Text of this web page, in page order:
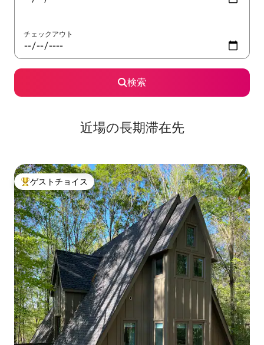
チェックアウト
検索
近場の長期滞在先
大好評のゲストチョイスです。
ゲストチョイス